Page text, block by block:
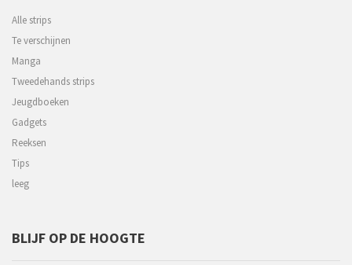
Alle strips
Te verschijnen
Manga
Tweedehands strips
Jeugdboeken
Gadgets
Reeksen
Tips
leeg
BLIJF OP DE HOOGTE